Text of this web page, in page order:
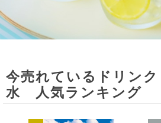
今売れているドリンク
水 人気ランキング